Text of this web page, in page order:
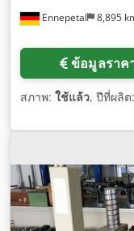
Ennepetal 8,895
ข้อมูลราค
สภาพ: ใช้แล้ว, ปีที่ผลิต: